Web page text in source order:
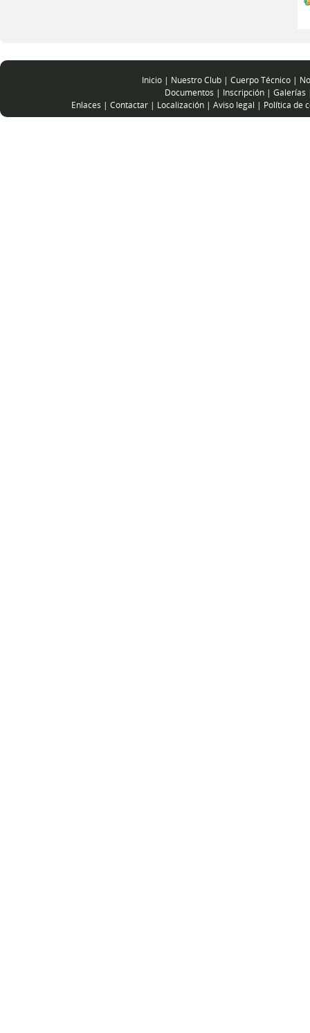
Inicio | Nuestro Club | Cuerpo Técnico |
Documentos | Inscripción | Galerías
Enlaces | Contactar | Localización | Aviso legal | Política de